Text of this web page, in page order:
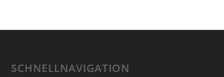
SCHNELLNAVIGATION